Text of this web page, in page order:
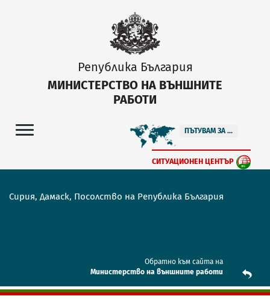
Република България
МИНИСТЕРСТВО НА ВЪНШНИТЕ
РАБОТИ
ПЪТУВАМ ЗА ...
СИТУАЦИОНЕН ЦЕНТЪР
Сирия, Дамаск, Посолство на Република България
Обратно към сайта на
Mинистерство на външните работи